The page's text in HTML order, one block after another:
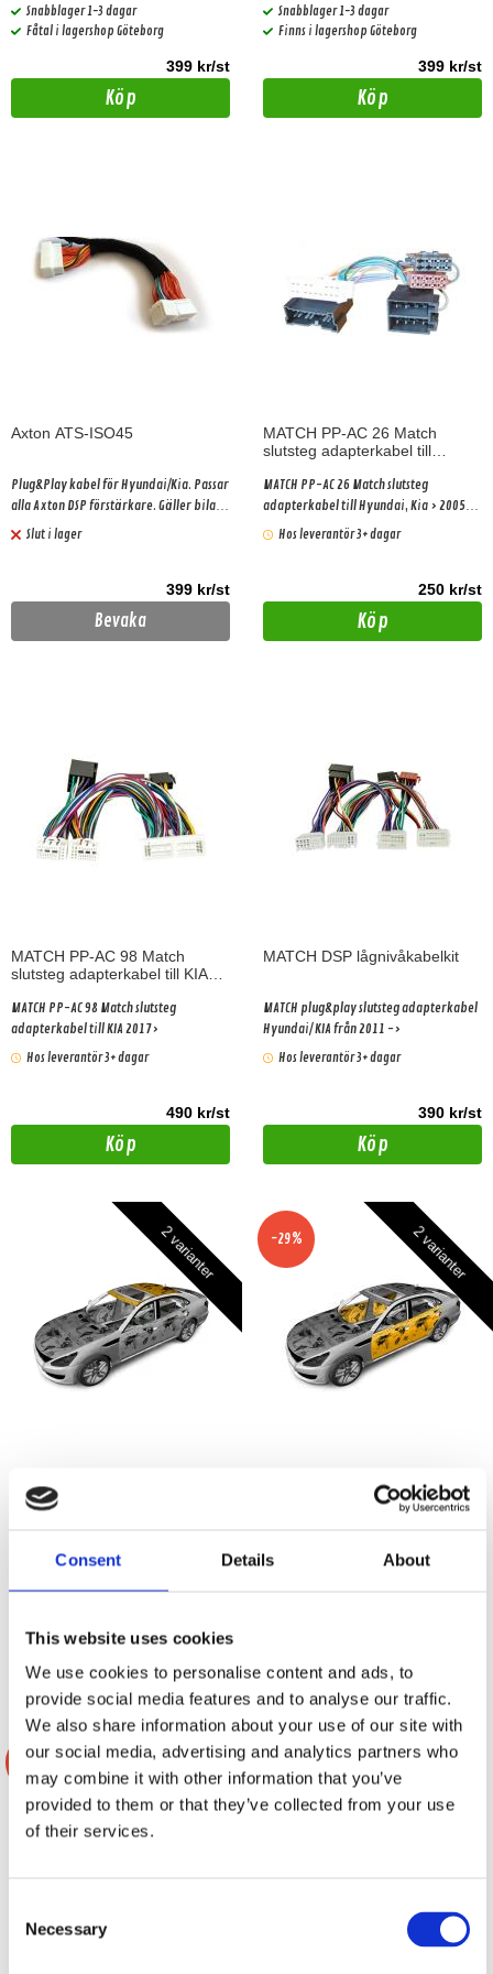
Consent Details About
This website uses cookies
We use cookies to personalise content and ads, to
provide social media features and to analyse our traffic.
We also share information about your use of our site with
our social media, advertising and analytics partners who
may combine it with other information that you’ve
provided to them or that they’ve collected from your use
of their services.
Selection
Necessary
med basic ljudpaket!
Snabblager 1-3 dagar
Fåtal i lagershop Göteborg
399 kr/st
Köp
med basic ljudpaket!
Snabblager 1-3 dagar
Finns i lagershop Göteborg
399 kr/st
Köp
Axton ATS-ISO45
Plug&Play kabel för Hyundai/Kia. Passar
alla Axton DSP förstärkare. Gäller bilar
med basic ljudpaket!
Slut i lager
399 kr/st
Bevaka
MATCH PP-AC 26 Match
slutsteg adapterkabel till
MATCH PP-AC 26 Match slutsteg
adapterkabel till Hyundai, Kia > 2005
(16 pin)
Hos leverantör 3+ dagar
250 kr/st
Köp
MATCH PP-AC 98 Match
slutsteg adapterkabel till KIA
MATCH PP-AC 98 Match slutsteg
adapterkabel till KIA 2017>
Hos leverantör 3+ dagar
490 kr/st
Köp
MATCH DSP lågnivåkabelkit
MATCH plug&play slutsteg adapterkabel
Hyundai/ KIA från 2011 ->
Hos leverantör 3+ dagar
390 kr/st
Köp
2 varianter
anpassad för montering på taket. Finns i
895 kr/paket
Välj ...
2 varianter
-29%
anpassad för montering i 4 dörrar. Finns
Välj ...
-4% -4%